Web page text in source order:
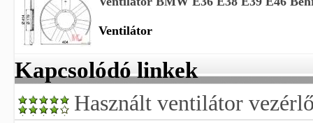
Ventilátor
Kapcsolódó linkek
Használt ventilátor